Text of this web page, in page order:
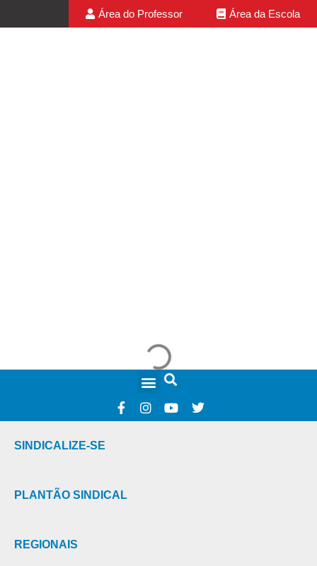
Área do Professor Área da Escola
SINDICALIZE-SE
PLANTÃO SINDICAL
REGIONAIS